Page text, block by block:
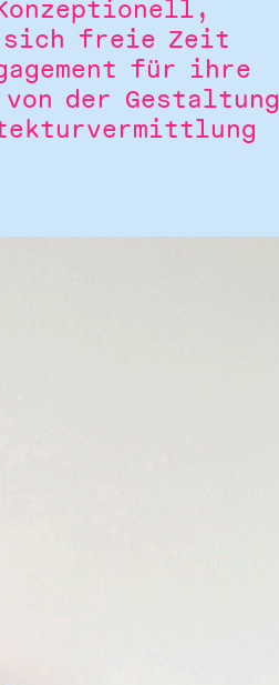
sich freie Zeit
für ihre
der Gestaltung